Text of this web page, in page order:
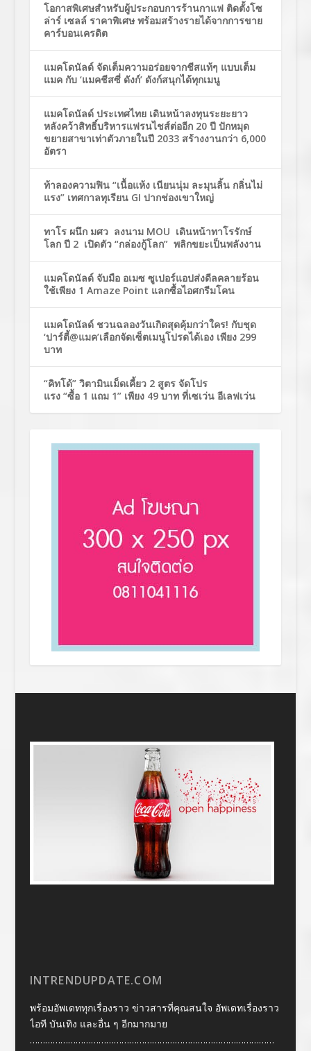
โอกาสพิเศษสำหรับผู้ประกอบการร้านกาแฟ ติดตั้งโซ
ล่าร์ เซลล์ ราคาพิเศษ พร้อมสร้างรายได้จากการขาย
คาร์บอนเครดิต
แมคโดนัลด์ จัดเต็มความอร่อยจากชีสแท้ๆ แบบเต็ม
แมค กับ ‘แมคชีสซี่ ดังก์’ ดังก์สนุกได้ทุกเมนู
แมคโดนัลด์ ประเทศไทย เดินหน้าลงทุนระยะยาว
หลังคว้าสิทธิ์บริหารแฟรนไชส์ต่ออีก 20 ปี ปักหมุด
ขยายสาขาเท่าตัวภายในปี 2033 สร้างงานกว่า 6,000
อัตรา
ท้าลองความฟิน “เนื้อแห้ง เนียนนุ่ม ละมุนลิ้น กลิ่นไม่
แรง” เทศกาลทุเรียน GI ปากช่องเขาใหญ่
ทาโร ผนึก มศว ลงนาม MOU เดินหน้าทาโรรักษ์
โลก ปี 2 เปิดตัว “กล่องกู้โลก” พลิกขยะเป็นพลังงาน
แมคโดนัลด์ จับมือ อเมซ ซูเปอร์แอปส่งดีลคลายร้อน
ใช้เพียง 1 Amaze Point แลกซื้อไอศกรีมโคน
แมคโดนัลด์ ชวนฉลองวันเกิดสุดคุ้มกว่าใคร! กับชุด
‘ปาร์ตี้@แมค’เลือกจัดเซ็ตเมนูโปรดได้เอง เพียง 299
บาท
“คิทโด้” วิตามินเม็ดเคี้ยว 2 สูตร จัดโปร
แรง “ซื้อ 1 แถม 1” เพียง 49 บาท ที่เซเว่น อีเลฟเว่น
INTRENDUPDATE.COM
พร้อมอัพเดททุกเรื่องราว ข่าวสารที่คุณสนใจ อัพเดทเรื่องราว
ไอที บันเทิง และอื่น ๆ อีกมากมาย
……………………………………………………………………………………